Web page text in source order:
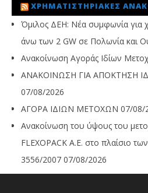
ΧΡΗΜΑΤΙΣΤΗΡΙΑΚΈΣ
Όμιλος ΔΕΗ: Νέα συμφωνία για
άνω των 2 GW σε Πολωνία και
Ανακοίνωση Αγοράς Ιδίων
ΑΝΑΚΟΙΝΩΣΗ ΓΙΑ ΑΠΟΚΤΗΣΗ
07/08/2026
ΑΓΟΡΑ ΙΔΙΩΝ ΜΕΤΟΧΩΝ 07/08/
Ανακοίνωση του ύψους του
FLEXOPACK A.E. στο πλαίσιο
3556/2007 07/08/2026